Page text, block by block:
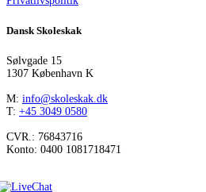
Dansk Skoleskak
Sølvgade 15
1307 København K
M: info@skoleskak.dk
T: +45 3049 0580
CVR.: 76843716
Konto: 0400 1081718471